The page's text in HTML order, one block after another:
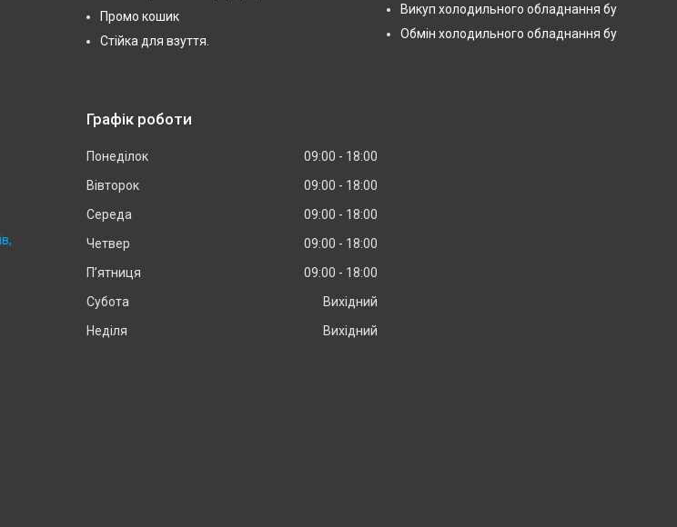
Промо кошик
Стійка для взуття.
Викуп холодильного обладнання бу
Обмін холодильного обладнання бу
Графік роботи
Понеділок 09:00
18:00
Вівторок
09:00
18:00
Середа
09:00
18:00
Четвер
09:00
18:00
Пʼятниця
09:00
18:00
Субота
Вихідний
Неділя
Вихідний